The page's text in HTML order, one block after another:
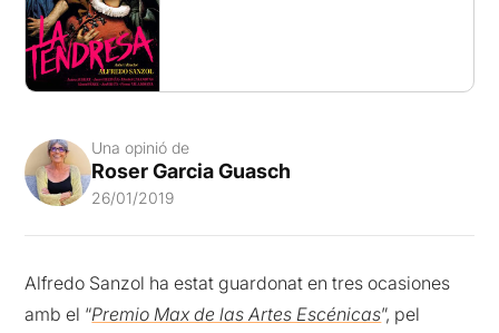
Una opinió de
Roser Garcia Guasch
26/01/2019
Alfredo Sanzol ha estat guardonat en tres ocasiones
amb el “Premio Max de las Artes Escénicas”, pel